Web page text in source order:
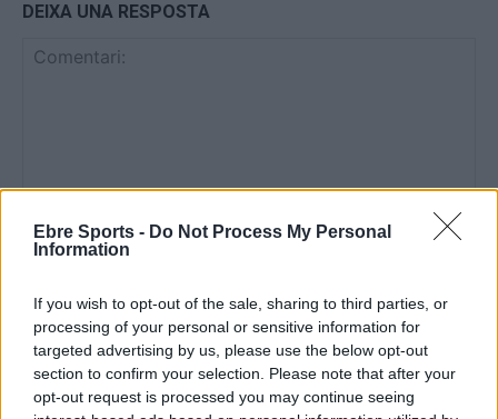
Ebre Sports - Do Not Process My Personal
Information
If you wish to opt-out of the sale, sharing to third parties, or
processing of your personal or sensitive information for
targeted advertising by us, please use the below opt-out
section to confirm your selection. Please note that after your
opt-out request is processed you may continue seeing
DEIXA UNA RESPOSTA
Comentari: